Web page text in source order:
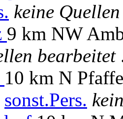
keine
9 km NW
bearbeitet
10 km N
sonst.Pers.